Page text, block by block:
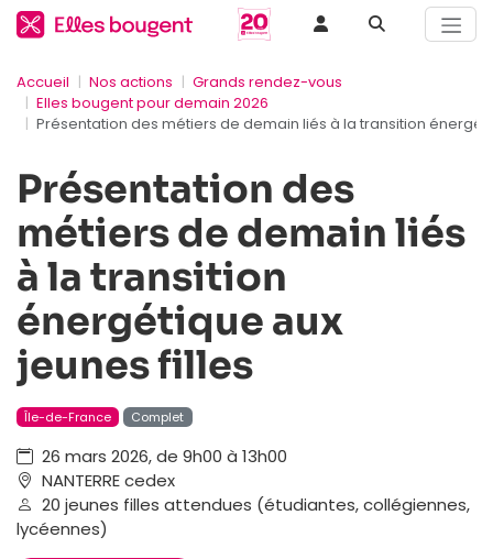
Accueil Nos actions
Grands rendez-vous
Elles bougent pour demain 2026
Présentation des métiers de demain liés à la transition
Présentation des
métiers de demain liés
à la transition
énergétique aux
jeunes filles
Île-de-France Complet
26 mars 2026, de 9h00 à 13h00
NANTERRE cedex
20 jeunes filles attendues (étudiantes, collégiennes,
lycéennes)